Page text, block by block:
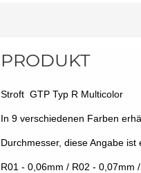
PRODUKT
Stroft GTP Typ R Multicolor
In 9 verschiedenen Farben
Durchmesser, diese Angabe
R01 - 0,06mm / R02 - 0,07mm